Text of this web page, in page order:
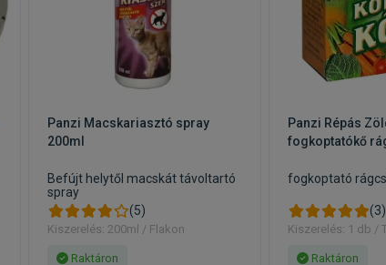
Panzi Macskariasztó spray
200ml
Befújt helytől macskát távoltartó
spray
(5)
Kiszerelés: 200ml / Flakon
Raktáron
Panzi Répás
fogkoptatókő
fogkoptató
(3)
Kiszerelés: 1 db /
Raktáron